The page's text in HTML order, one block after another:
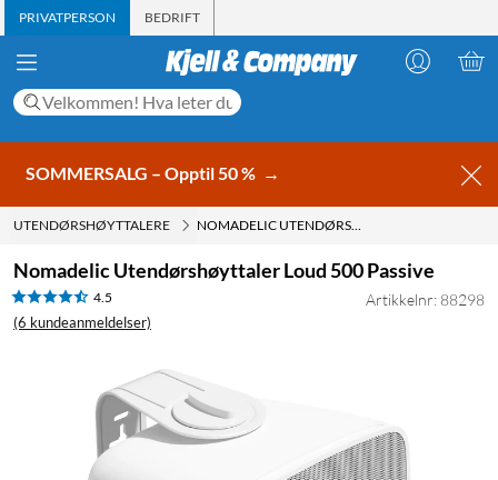
PRIVATPERSON BEDRIFT
SOMMERSALG – Opptil 50 % →
UTENDØRSHØYTTALERE NOMADELIC UTENDØRSHØYTTALER LOUD 500 PASSIVE
Nomadelic Utendørshøyttaler Loud 500 Passive
4.5
(6 kundeanmeldelser)
Artikkelnr: 88298